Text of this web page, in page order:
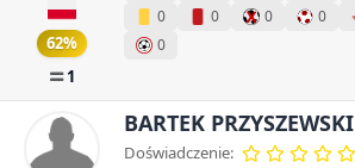
62%
1
0
0 0 0
0
BARTEK PRZYSZEWSKI
Doświadczenie: